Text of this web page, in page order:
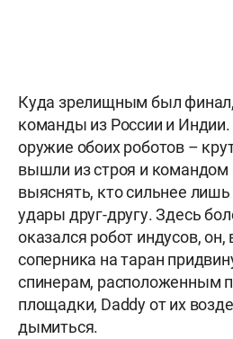
Куда зрелищным был финал,
команды из России и
оружие обоих роботов –
вышли из строя и командом
выяснять, кто сильнее
удары друг-другу. Здесь
оказался робот индусов, он,
соперника на таран
спинерам, расположенным
площадки, Daddy от их
дымиться.